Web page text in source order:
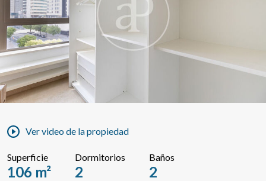
Ver video de la propiedad
Superficie
106 m²
Dormitorios
2
Baños
2